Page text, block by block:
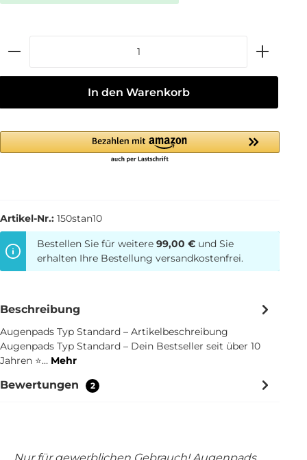
In den Warenkorb
Artikel-Nr.: 150stan10
Bestellen Sie für weitere 99,00 € und Sie
erhalten Ihre Bestellung versandkostenfrei.
Beschreibung
Augenpads Typ Standard – Artikelbeschreibung
Augenpads Typ Standard – Dein Bestseller seit über 10
Jahren ⭐… Mehr
Bewertungen 2